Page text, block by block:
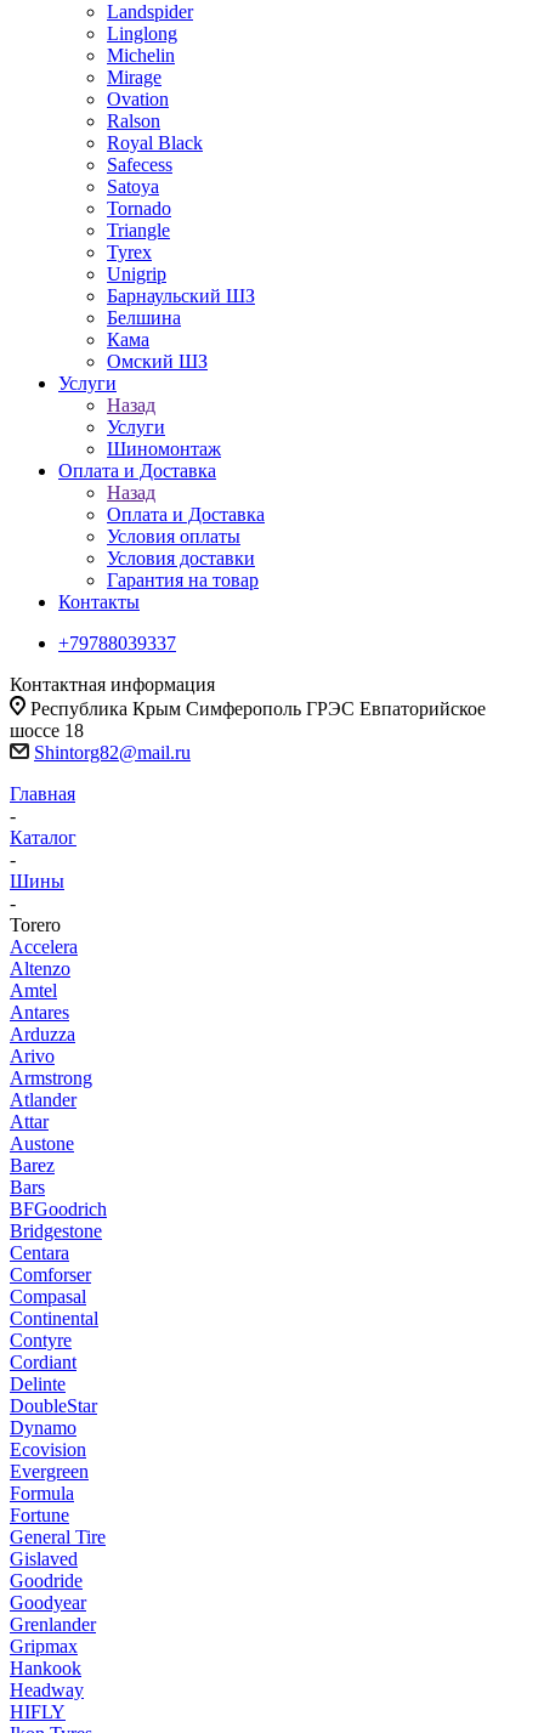
Landspider
Linglong
Michelin
Mirage
Ovation
Ralson
Royal Black
Safecess
Satoya
Tornado
Triangle
Tyrex
Unigrip
Барнаульский ШЗ
Белшина
Кама
Омский ШЗ
Услуги
Назад
Услуги
Шиномонтаж
Оплата и Доставка
Назад
Оплата и Доставка
Условия оплаты
Условия доставки
Гарантия на товар
Контакты
+79788039337
Контактная информация
Республика Крым Симферополь ГРЭС Евпаторийское
шоссе 18
Shintorg82@mail.ru
Главная
-
Каталог
-
Шины
-
Torero
Accelera
Altenzo
Amtel
Antares
Arduzza
Arivo
Armstrong
Atlander
Attar
Austone
Barez
Bars
BFGoodrich
Bridgestone
Centara
Comforser
Compasal
Continental
Contyre
Cordiant
Delinte
DoubleStar
Dynamo
Ecovision
Evergreen
Formula
Fortune
General Tire
Gislaved
Goodride
Goodyear
Grenlander
Gripmax
Hankook
Headway
HIFLY